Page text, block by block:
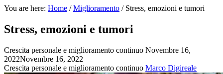
You are here: Home /Miglioramento / Stress, emozioni e tumori
Stress, emozioni e tumori
Crescita personale e miglioramento continuo Novembre 16,
2022Novembre 16, 2022
Crescita personale e miglioramento continuo Marco Digireale